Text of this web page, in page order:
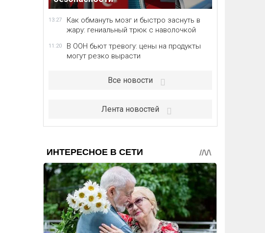
13:27
Как обмануть мозг и быстро заснуть в
жару: гениальный трюк с наволочкой
11:20
В ООН бьют тревогу: цены на продукты
могут резко вырасти
Все новости
Лента новостей